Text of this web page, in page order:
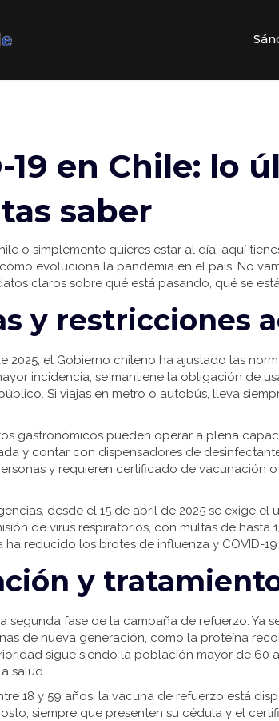
19 en Chile: lo
saber
o simplemente quieres estar al día, aquí
evoluciona la pandemia en el país. No
claros sobre qué está pasando, qué se
y restricciones
2025, el Gobierno chileno ha ajustado las
incidencia, se mantiene la obligación de
Si viajas en metro o autobús, lleva
gastronómicos pueden operar a plena
y contar con dispensadores de
y requieren certificado de vacunación
desde el 15 de abril de 2025 se exige
de virus respiratorios, con multas de hasta
ha reducido los brotes de influenza y COVID-
y
segunda fase de la campaña de refuerzo. Ya
de nueva generación, como la proteína
sigue siendo la población mayor de 60
salud.
18 y 59 años, la vacuna de refuerzo está
siempre que presenten su cédula y el